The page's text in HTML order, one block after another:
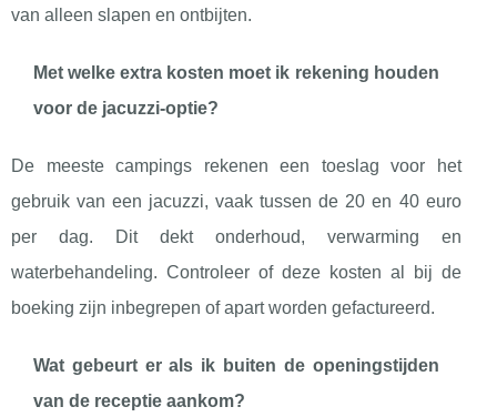
van alleen slapen en ontbijten.
Met welke extra kosten moet ik rekening houden
voor de jacuzzi-optie?
De meeste campings rekenen een toeslag voor het
gebruik van een jacuzzi, vaak tussen de 20 en 40 euro
per dag. Dit dekt onderhoud, verwarming en
waterbehandeling. Controleer of deze kosten al bij de
boeking zijn inbegrepen of apart worden gefactureerd.
Wat gebeurt er als ik buiten de openingstijden
van de receptie aankom?